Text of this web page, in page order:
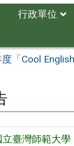
行政單位
「Cool English
立臺灣師範大學